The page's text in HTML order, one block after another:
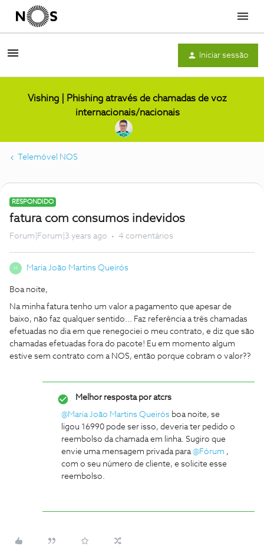
Menu
Iniciar sessão
Vishing | Phishing através de chamadas de voz
internacionais/nacionais
Telemóvel NOS
RESPONDIDO
fatura com consumos indevidos
Forum|Forum|3 years ago 4 comentários
M Maria João Martins Queirós
Boa noite,
Na minha fatura tenho um valor a pagamento que apesar de
baixo, não faz qualquer sentido... Faz referência a três chamadas
efetuadas no dia em que renegociei o meu contrato, e diz que são
chamadas efetuadas fora do pacote! Eu em momento algum
estive sem contrato com a NOS, então porque cobram o valor??
Melhor resposta poratcrs
@Maria João Martins Queirós boa noite, se
ligou 16990 pode ser isso, deveria ter pedido o
reembolso da chamada em linha. Sugiro que
envie uma mensagem privada para@Fórum ,
com o seu número de cliente, e solicite esse
reembolso.